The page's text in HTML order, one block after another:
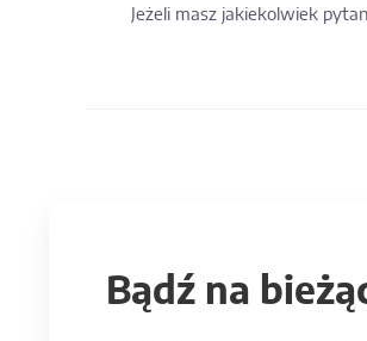
Jeżeli masz jakiekolwiek
Bądź na